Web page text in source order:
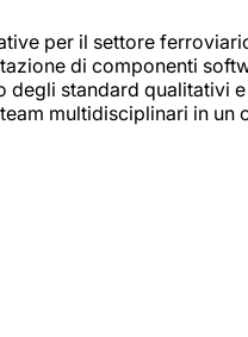
per il settore
di componenti
standard qualitativi
multidisciplinari in un